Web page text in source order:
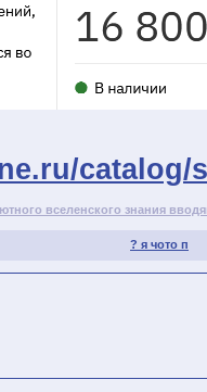
catalog/
вселенского знания
? я чото п